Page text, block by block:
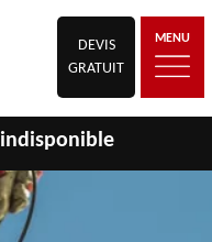
DEVIS
GRATUIT
MENU
indisponible